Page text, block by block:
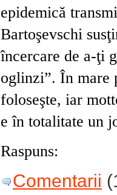
epidemică
Bartoşevschi
încercare de a-ţi
oglinzi”. În mare
foloseşte, iar
e în totalitate un
Raspuns:
Comentarii